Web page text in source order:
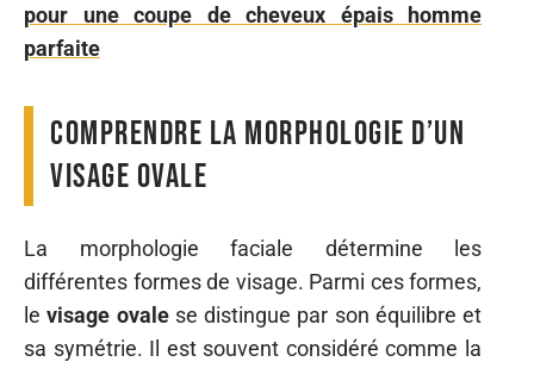
pour une coupe de cheveux épais homme
parfaite
Comprendre la morphologie d’un
visage ovale
La morphologie faciale détermine les
différentes formes de visage. Parmi ces formes,
levisage ovalese distingue par son équilibre et
sa symétrie. Il est souvent considéré comme la